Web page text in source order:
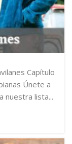
Capítulo
Únete a
nuestra lista...